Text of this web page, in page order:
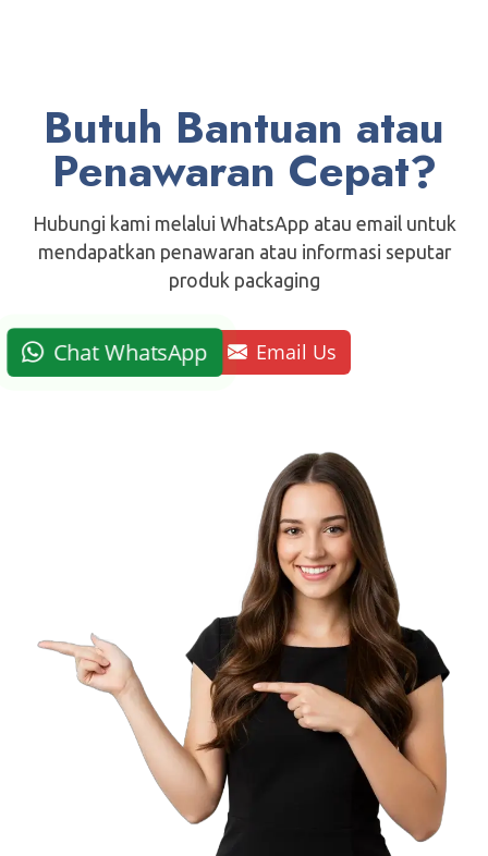
Butuh Bantuan atau
Penawaran Cepat?
Hubungi kami melalui WhatsApp atau email untuk
mendapatkan penawaran atau informasi seputar
produk packaging
Chat WhatsApp Email Us